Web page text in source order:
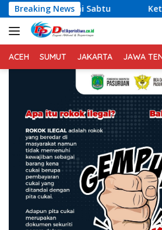
Langsung
ke
konten
Breaking News
Ketua Umum Relawan Peduli
ACEH SUMUT JAKARTA JAWA